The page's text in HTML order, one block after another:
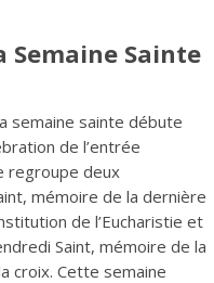
Semaine Sainte
semaine sainte débute
de l’entrée
regroupe deux
mémoire de la dernière
de l’Eucharistie et
Saint, mémoire de la
croix. Cette semaine